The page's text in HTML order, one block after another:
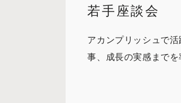
若手座談会
アカンプリッシュで
事、成長の実感までを